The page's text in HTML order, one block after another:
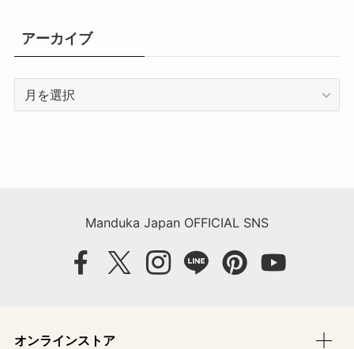
アーカイブ
ー
Manduka Japan OFFICIAL SNS
オンラインストア